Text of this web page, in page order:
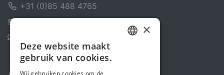
+31 (0)85 488 4765
×
Deze website maakt
gebruik van cookies.
Wij gebruiken cookies om de